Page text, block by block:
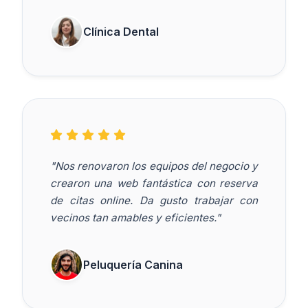
Clínica Dental
"Nos renovaron los equipos del negocio y
crearon una web fantástica con reserva
de citas online. Da gusto trabajar con
vecinos tan amables y eficientes."
Peluquería Canina